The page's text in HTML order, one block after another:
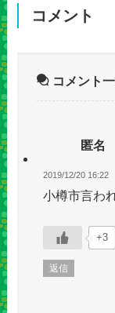
コメント
コメント
匿名
2019/12/20 16:22
小樽市言わ
+3
返信